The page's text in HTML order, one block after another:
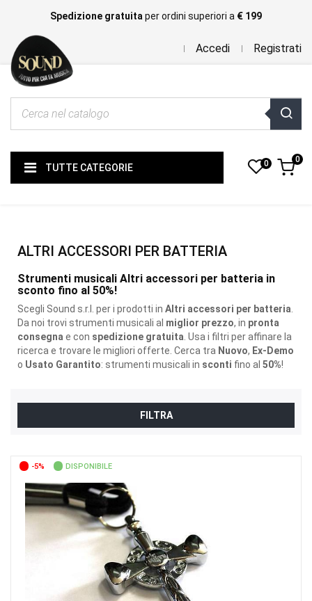
Spedizione gratuita per ordini superiori a € 199
Accedi Registrati
TUTTE CATEGORIE 0 0
ALTRI ACCESSORI PER BATTERIA
Strumenti musicali Altri accessori per batteria in
sconto fino al 50%!
Scegli Sound s.r.l. per i prodotti in Altri accessori per batteria
Da noi trovi strumenti musicali al miglior prezzo, in pronta
consegna e con spedizione gratuita . Usa i filtri per affinare la
ricerca e trovare le migliori offerte. Cerca tra Nuovo, Ex-Demo
o Usato Garantito: strumenti musicali in sconti fino al 50%!
FILTRA
-5% DISPONIBILE